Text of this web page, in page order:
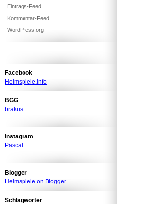
Eintrags-Feed
Kommentar-Feed
WordPress.org
Facebook
Heimspiele.info
BGG
brakus
Instagram
Pascal
Blogger
Heimspiele on Blogger
Schlagwörter